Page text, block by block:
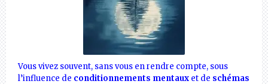
Vous vivez souvent, sans vous en rendre compte, sous
l’influence de conditionnements mentaux et de schémas